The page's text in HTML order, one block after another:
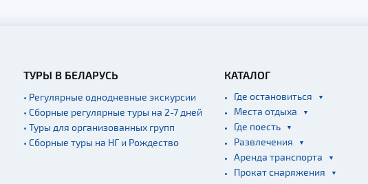
ТУРЫ В БЕЛАРУСЬ
• Регулярные однодневные экскурсии
• Сборные регулярные туры на 2-7 дней
• Туры для организованных групп
• Сборные туры на НГ и Рождество
КАТАЛОГ
Где остановиться
Места отдыха
Где поесть
Развлечения
Аренда транспорта
Прокат снаряжения